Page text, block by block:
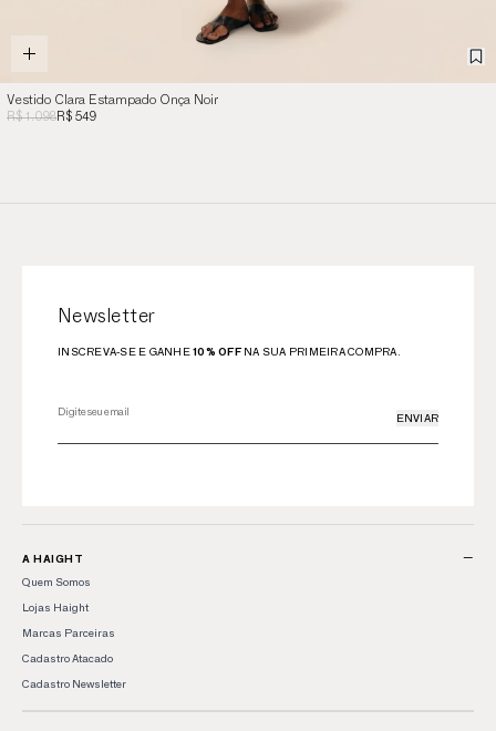
Vestido Clara Estampado Onça Noir
R$ 1.098R$ 549
Newsletter
INSCREVA-SE E GANHE10% OFFNA SUA PRIMEIRA COMPRA.
ENVIAR
A HAIGHT −
Quem Somos
Lojas Haight
Marcas Parceiras
Cadastro Atacado
Cadastro Newsletter